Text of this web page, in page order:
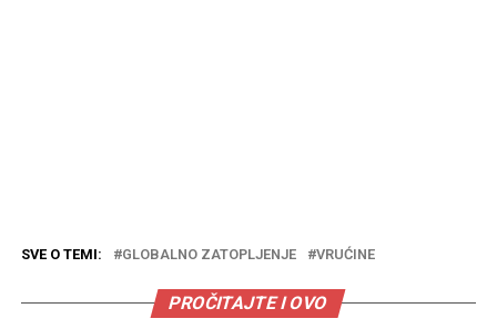
SVE O TEMI: GLOBALNO ZATOPLJENJE VRUĆINE
PROČITAJTE I OVO